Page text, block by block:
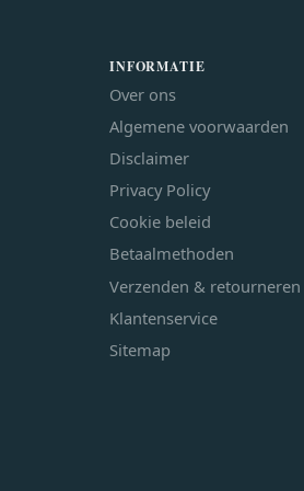
INFORMATIE
Over ons
Algemene voorwaarden
Disclaimer
Privacy Policy
Cookie beleid
Betaalmethoden
Verzenden & retourneren
Klantenservice
Sitemap